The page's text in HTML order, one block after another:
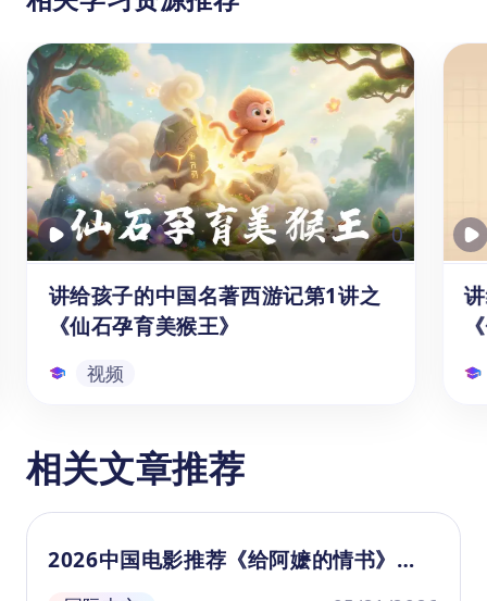
（1）羊城文化：讲述流传于广州地区的民间
文学五羊传说，作为粤菜发源地的饮食文化，
游览南越王博物馆
（2）词汇学习：听说、傍晚
0
讲给孩子的中国名著西游记第1讲之
《仙石孕育美猴王》
视频
讲给孩子的中国名著西游记第1讲之
《仙石孕育美猴王》
在遥远的古代，天地间存在着一块神奇
雨交加。在这天地交合之际，仙石突然
迸裂，从中蹦出一只石猴。这只石猴目
相关文章推荐
2026中国电影推荐《给阿嬷的情书》